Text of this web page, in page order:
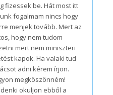
fizessek be. Hát most itt
fogalmam nincs hogy
menjek tovább. Mert az
hogy nem tudom
mert nem miniszteri
kapok. Ha valaki tud
adni kérem írjon.
megköszönném!
okuljon ebből a